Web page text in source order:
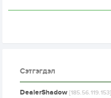
Сэтгэгдэл
DealerShadow[185.56.119.153]